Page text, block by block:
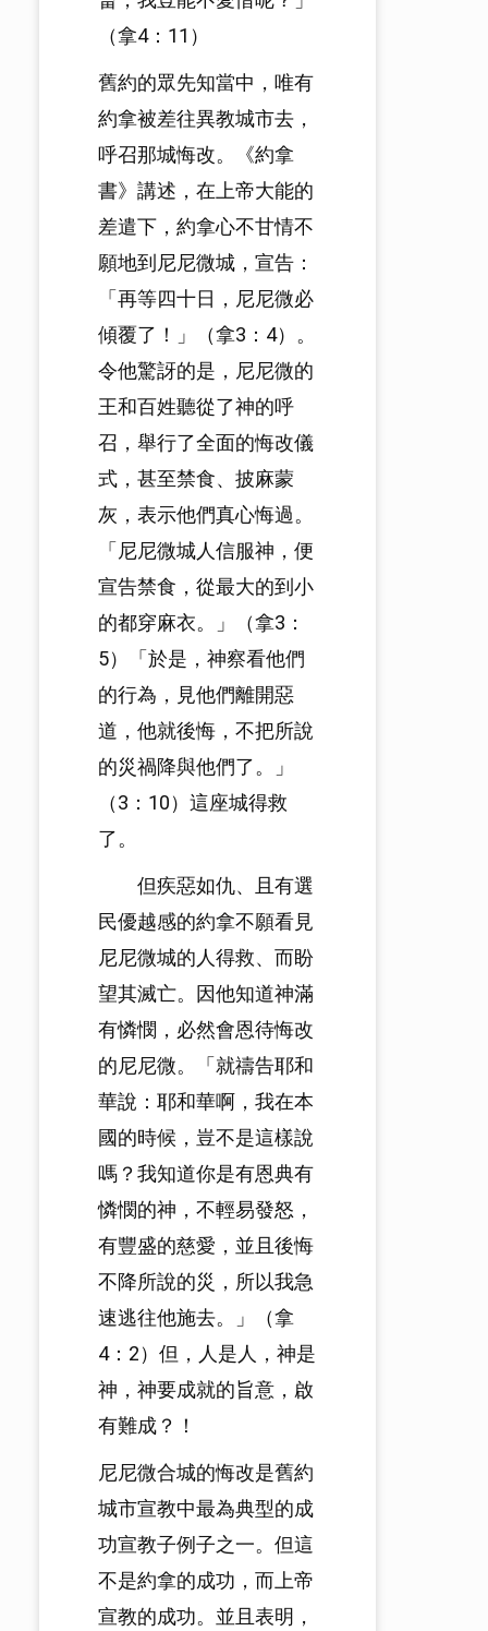
（拿4：11）
舊約的眾先知當中，唯有
約拿被差往異教城市去，
呼召那城悔改。《約拿
書》講述，在上帝大能的
差遣下，約拿心不甘情不
願地到尼尼微城，宣告：
「再等四十日，尼尼微必
傾覆了！」（拿3：4）。
令他驚訝的是，尼尼微的
王和百姓聽從了神的呼
召，舉行了全面的悔改儀
式，甚至禁食、披麻蒙
灰，表示他們真心悔過。
「尼尼微城人信服神，便
宣告禁食，從最大的到小
的都穿麻衣。」（拿3：
5）「於是，神察看他們
的行為，見他們離開惡
道，他就後悔，不把所說
的災禍降與他們了。」
（3：10）這座城得救
了。
但疾惡如仇、且有選
民優越感的約拿不願看見
尼尼微城的人得救、而盼
望其滅亡。因他知道神滿
有憐憫，必然會恩待悔改
的尼尼微。「就禱告耶和
華說：耶和華啊，我在本
國的時候，豈不是這樣說
嗎？我知道你是有恩典有
憐憫的神，不輕易發怒，
有豐盛的慈愛，並且後悔
不降所說的災，所以我急
速逃往他施去。」（拿
4：2）但，人是人，神是
神，神要成就的旨意，啟
有難成？！
尼尼微合城的悔改是舊約
城市宣教中最為典型的成
功宣教子例子之一。但這
不是約拿的成功，而上帝
宣教的成功。並且表明，